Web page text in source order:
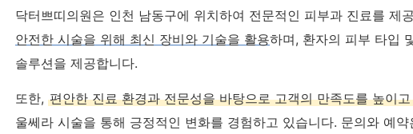
닥터쁘띠의원은 인천 남동구에 위치하여 전문적인 피부과 진료를 제
안전한 시술을 위해 최신 장비와 기술을 활용하며, 환자의 피부 타입
솔루션을 제공합니다.
또한, 편안한 진료 환경과 전문성을 바탕으로 고객의 만족도를 높이
울쎄라 시술을 통해 긍정적인 변화를 경험하고 있습니다. 문의와 예